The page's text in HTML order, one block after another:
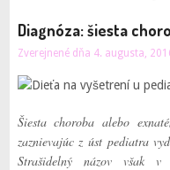
Diagnóza: šiesta
Zverejnené dňa 4. augusta,
Šiesta choroba alebo
zaznievajúc z úst pediatra
Strašidelný názov však v